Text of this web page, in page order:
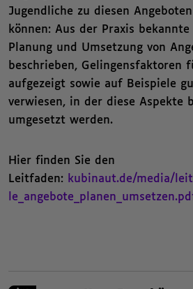
Jugendliche zu diesen
können: Aus der Praxis
Planung und Umsetzung von
beschrieben, Gelingensfaktoren
aufgezeigt sowie auf Beispiele
verwiesen, in der diese Aspekte
umgesetzt werden.
Hier finden Sie den
Leitfaden: kubinaut.de/media/